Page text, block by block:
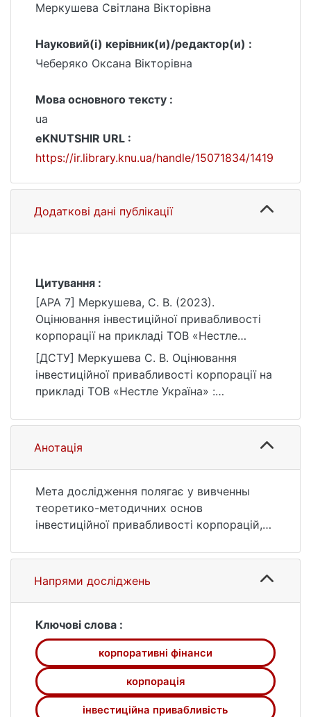
Меркушева Світлана Вікторівна
Науковий(і) керівник(и)/редактор(и) :
Чеберяко Оксана Вікторівна
Мова основного тексту :
ua
eKNUTSHIR URL :
https://ir.library.knu.ua/handle/15071834/1419
Додаткові дані публікації
Цитування :
[APA 7] Меркушева, С. В. (2023).
Оцінювання інвестиційної привабливості
корпорації на прикладі ТОВ «Нестле
Україна» [Магістерська робота, Київський
національний університет імені Тараса
Шевченка]. eKNUTSHIR.
https://ir.library.knu.ua/handle/15071834/1419
[ДСТУ] Меркушева С. В. Оцінювання
інвестиційної привабливості корпорації на
прикладі ТОВ «Нестле Україна» :
Управління та адміністрування / наук. кер.
О. В. Чеберяко. Київ, 2023. 91 с. URL:
https://ir.library.knu.ua/handle/15071834/1419
Анотація
Мета дослідження полягає у вивченны
теоретико-методичних основ
інвестиційної привабливості корпорацій,
корпорації та визнначення напрямів як
можна підвищити інфвестиційну
привабливість.
привабливість корпорацій, на прикладі
ТОВ «Нестле Україна».
Предмет дослідження – є практичне
використання сучасних інструментів
економічного аналізу ТОВ «Нестле
Україна», зміни основних показників
Напрями досліджень
Ключові слова :
корпоративні фінанси
корпорація
інвестиційна привабливість